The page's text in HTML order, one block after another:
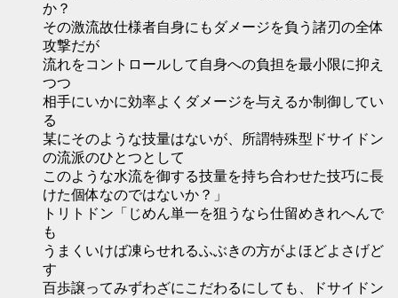
か？
その激流故仕様者自身にもダメージを負う諸刃の全体
攻撃だが
流れをコントロールして自身への負担を最小限に抑え
つつ
相手にいかに効率よくダメージを与えるか制御してい
る
某にそのような技量はないが、所謂特殊型ドサイドン
の流派のひとつとして
このような水流を御する技量を持ち合わせた技巧に長
けた個体なのではないか？」
トリトドン「じめん単一を狙うなら仕留めきれへんで
も
うまくいけば凍らせれるふぶきの方がよほどよさげど
す
百歩譲ってみずわざにこだわるにしても、ドサイドン